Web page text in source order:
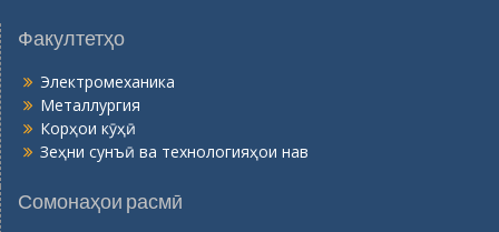
Факултетҳо
Электромеханика
Металлургия
Корҳои кӯҳӣ
Зеҳни сунъӣ ва технологияҳои нав
Сомонаҳои расмӣ